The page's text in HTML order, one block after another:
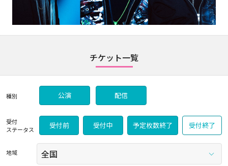
チケット一覧
種別 公演 配信
受付
ステータス
受付前 受付中 予定枚数終了 受付終了
地域